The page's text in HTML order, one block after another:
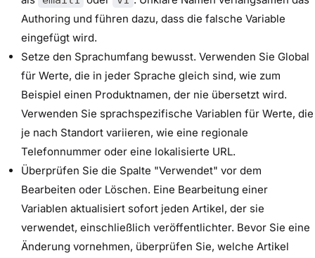
Authoring und führen dazu, dass die falsche Variable
eingefügt wird.
Setze den Sprachumfang bewusst. Verwenden Sie Global
für Werte, die in jeder Sprache gleich sind, wie zum
Beispiel einen Produktnamen, der nie übersetzt wird.
Verwenden Sie sprachspezifische Variablen für Werte, die
je nach Standort variieren, wie eine regionale
Telefonnummer oder eine lokalisierte URL.
Überprüfen Sie die Spalte "Verwendet" vor dem
Bearbeiten oder Löschen. Eine Bearbeitung einer
Variablen aktualisiert sofort jeden Artikel, der sie
verwendet, einschließlich veröffentlichter. Bevor Sie eine
Änderung vornehmen, überprüfen Sie, welche Artikel